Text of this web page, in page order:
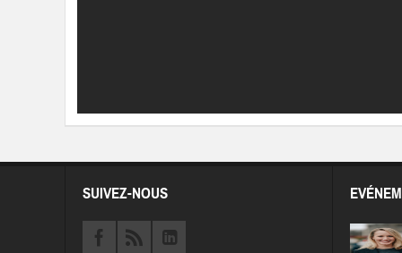
SUIVEZ-NOUS